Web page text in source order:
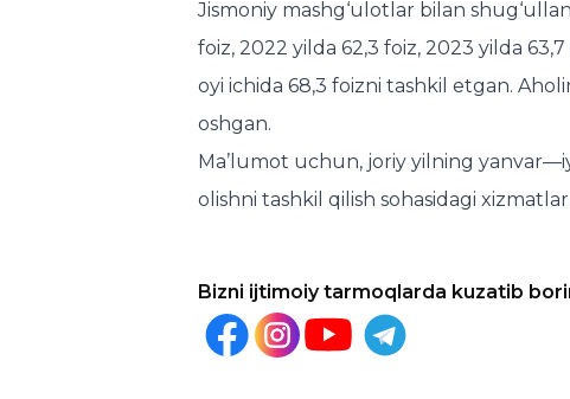
Jismoniy mashg‘ulotlar bilan
foiz, 2022 yilda 62,3 foiz, 2023 yilda
oyi ichida 68,3 foizni tashkil etgan.
oshgan.
Ma’lumot uchun, joriy yilning
olishni tashkil qilish sohasidagi
Bizni ijtimoiy tarmoqlarda kuzatib